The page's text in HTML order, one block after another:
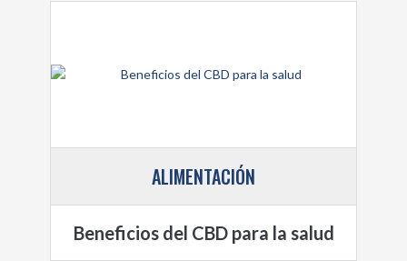
ALIMENTACIÓN
Beneficios del CBD para la salud